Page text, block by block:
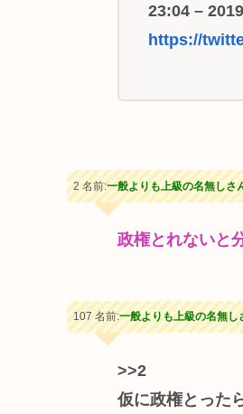
23:04 –
https://
2 名前:一般よりも上級の名無しさ
政権とれないと
107 名前:一般よりも上級の名無し
>>2
仮に政権とった